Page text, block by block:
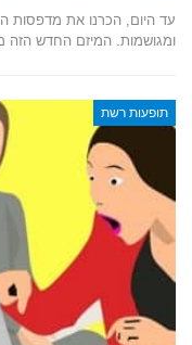
עד היום, הכרנו את מדפסות
ומגושמות. המיזם החדש הזה
תופעות רשת